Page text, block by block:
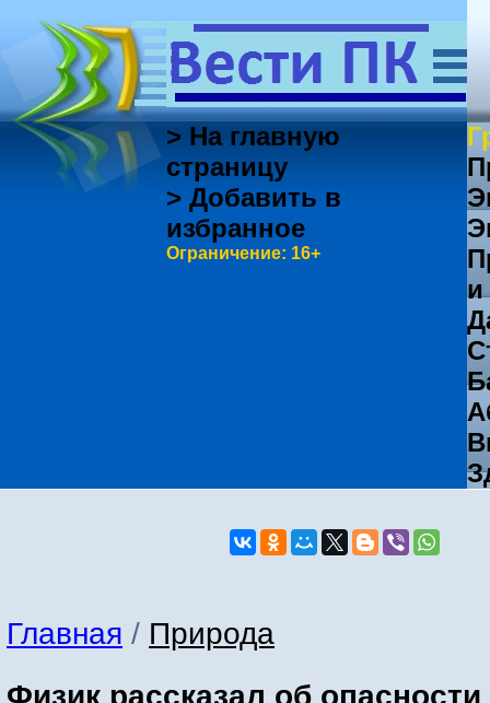
> На главную
страницу
> Добавить в
избранное
Ограничение: 16+
Главная / Природа
Физик рассказал об опасности